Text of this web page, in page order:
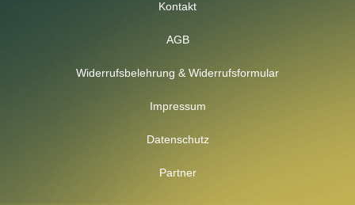
Kontakt
AGB
Widerrufsbelehrung & Widerrufsformular
Impressum
Datenschutz
Partner